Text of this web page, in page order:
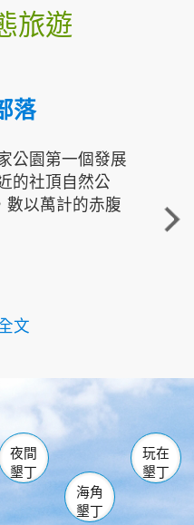
旅遊
落
公園第一個發展
的社頂自然公
數以萬計的赤腹
文
重
走進
南仁湖
佳樂水
森林遊樂區
處遊客中心
社頂公園 風吹沙
船帆石 龍磐公園
香蕉灣
砂島
鵝鑾鼻
夜間
墾丁
海角
墾丁
玩在
墾丁